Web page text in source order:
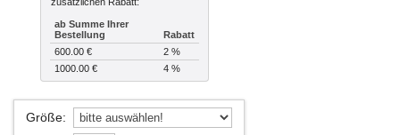
zusätzlichen Rabatt:
ab Summe Ihrer
Bestellung
Rabatt
600.00 €
2 %
1000.00 €
4 %
Größe: